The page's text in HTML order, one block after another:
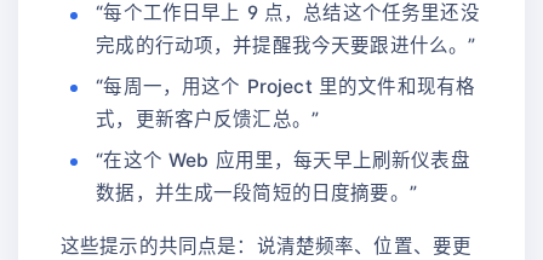
“每个工作日早上 9 点，总结这个任务里还没
完成的行动项，并提醒我今天要跟进什么。”
“每周一，用这个 Project 里的文件和现有格
式，更新客户反馈汇总。”
“在这个 Web 应用里，每天早上刷新仪表盘
数据，并生成一段简短的日度摘要。”
这些提示的共同点是：说清楚频率、位置、要更